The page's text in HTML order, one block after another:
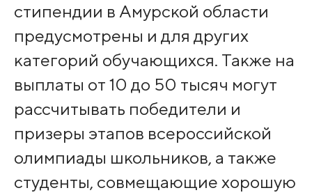
стипендии в Амурской области
предусмотрены и для других
категорий обучающихся. Также на
выплаты от 10 до 50 тысяч могут
рассчитывать победители и
призеры этапов всероссийской
олимпиады школьников, а также
студенты, совмещающие хорошую